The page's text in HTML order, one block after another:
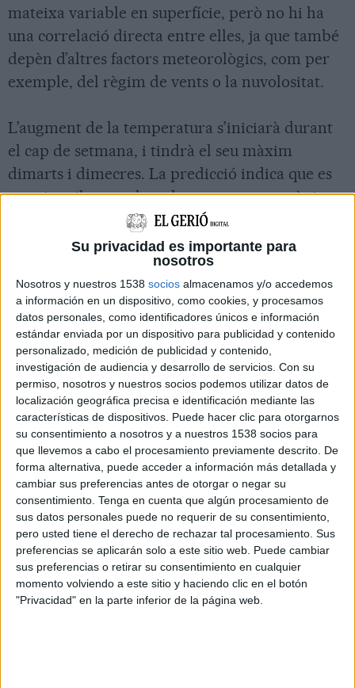
Su privacidad es importante para
nosotros
Nosotros y nuestros 1538 socios almacenamos y/o accedemos
a información en un dispositivo, como cookies, y procesamos
datos personales, como identificadores únicos e información
estándar enviada por un dispositivo para publicidad y contenido
personalizado, medición de publicidad y contenido,
investigación de audiencia y desarrollo de servicios. Con su
permiso, nosotros y nuestros socios podemos utilizar datos de
localización geográfica precisa e identificación mediante las
características de dispositivos. Puede hacer clic para otorgarnos
su consentimiento a nosotros y a nuestros 1538 socios para
que llevemos a cabo el procesamiento previamente descrito. De
forma alternativa, puede acceder a información más detallada y
cambiar sus preferencias antes de otorgar o negar su
consentimiento. Tenga en cuenta que algún procesamiento de
sus datos personales puede no requerir de su consentimiento,
pero usted tiene el derecho de rechazar tal procesamiento. Sus
preferencias se aplicarán solo a este sitio web. Puede cambiar
sus preferencias o retirar su consentimiento en cualquier
momento volviendo a este sitio y haciendo clic en el botón
"Privacidad" en la parte inferior de la página web.
mateixa variable en superfície, però no hi ha
una correlació directa entre elles, ja que també
depèn d’altres factors meteorològics, com per
exemple, del règim de vents o la nuvolositat.
L’augment de la temperatura s’iniciarà durant
el cap de setmana, i tindrà el seu màxim
dimarts i dimecres. La predicció indica que es
pugui arribar a valors de temperatura màxima
d’entre 35 i 40 ºC a l’interior, localment per
sobre, i d’entre 30 i 35 ºC al litoral.
Els models meteorològics a mitjà termini
indiquen que a partir de dijous 12 s’iniciaria un
descens i els valors de temperatura tornarien a
apropar-se a la mitjana, tot i que encara
estarien per sobre dels normals per l’època de
l’any.
ImprimirEnvia
a
un
amic
PDF
ETIQUETES
onada de calor